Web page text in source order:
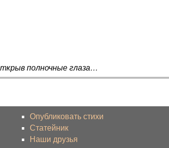
полночные глаза…
Опубликовать стихи
Статейник
Наши друзья